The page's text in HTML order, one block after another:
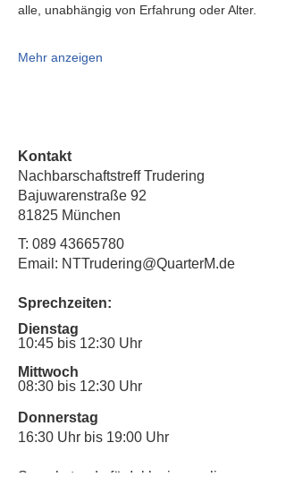
alle, unabhängig von Erfahrung oder Alter.
Mehr anzeigen
Kontakt
Nachbarschaftstreff Trudering
Bajuwarenstraße 92
81825 München
T: 089 43665780
Email: NTTrudering@QuarterM.de
Sprechzeiten:
Dienstag
10:45 bis 12:30 Uhr
Mittwoch
08:30 bis 12:30 Uhr
Donnerstag
16:30 Uhr bis 19:00 Uhr
Sprechstunde für Inklusionsanliegen: